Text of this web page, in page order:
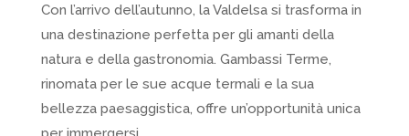
Con l’arrivo dell’autunno, la Valdelsa si trasforma in
una destinazione perfetta per gli amanti della
natura e della gastronomia. Gambassi Terme,
rinomata per le sue acque termali e la sua
bellezza paesaggistica, offre un’opportunità unica